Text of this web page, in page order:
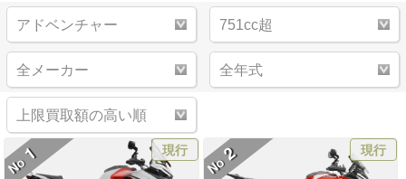
No
1 現行
No
2 現行